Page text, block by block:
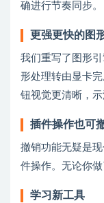
确进行节奏同步。
更强更快的图
我们重写了图形
形处理转由显卡
钮视觉更清晰，示
插件操作也可
撤销功能无疑是
件操作。无论你
学习新工具